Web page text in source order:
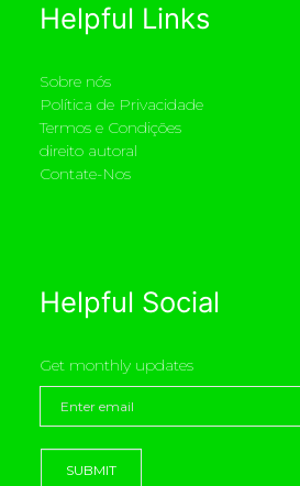
Helpful Links
Sobre nós
Política de Privacidade
Termos e Condições
direito autoral
Contate-Nos
Helpful Social
Get monthly updates
SUBMIT